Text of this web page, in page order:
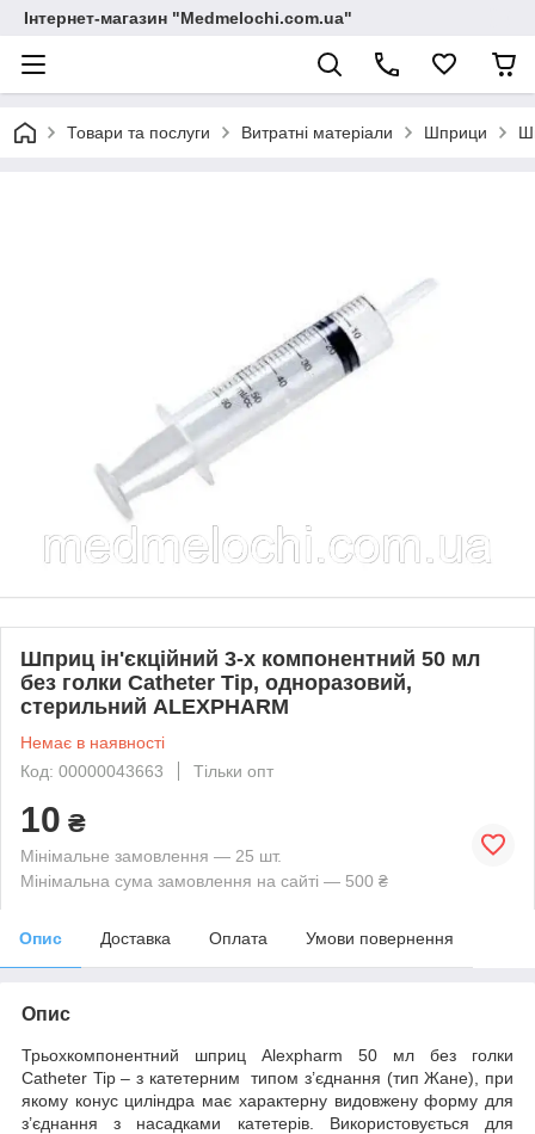
Інтернет-магазин "Medmelochi.com.ua"
Товари та послуги Витратні матеріали Шприци
Шприц ін'єкційний 3-х компонентний 50 мл
без голки Catheter Tip, одноразовий,
стерильний ALEXPHARM
Немає в наявності
Код: 00000043663
Тільки опт
10 ₴
Мінімальне замовлення — 25 шт.
Мінімальна сума замовлення на сайті — 500 ₴
Опис Доставка Оплата Умови повернення
Опис
Трьохкомпонентний шприц Alexpharm 50 мл без голки
Catheter Tip – з катетерним типом з’єднання (тип Жане), при
якому конус циліндра має характерну видовжену форму для
з’єднання з насадками катетерів. Використовується для